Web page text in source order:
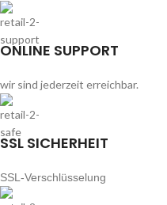
ONLINE SUPPORT
wir sind jederzeit erreichbar.
SSL SICHERHEIT
SSL-Verschlüsselung